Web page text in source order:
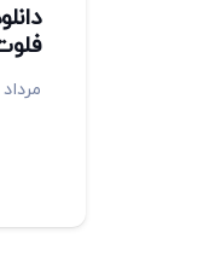
مرداد 6, 1403